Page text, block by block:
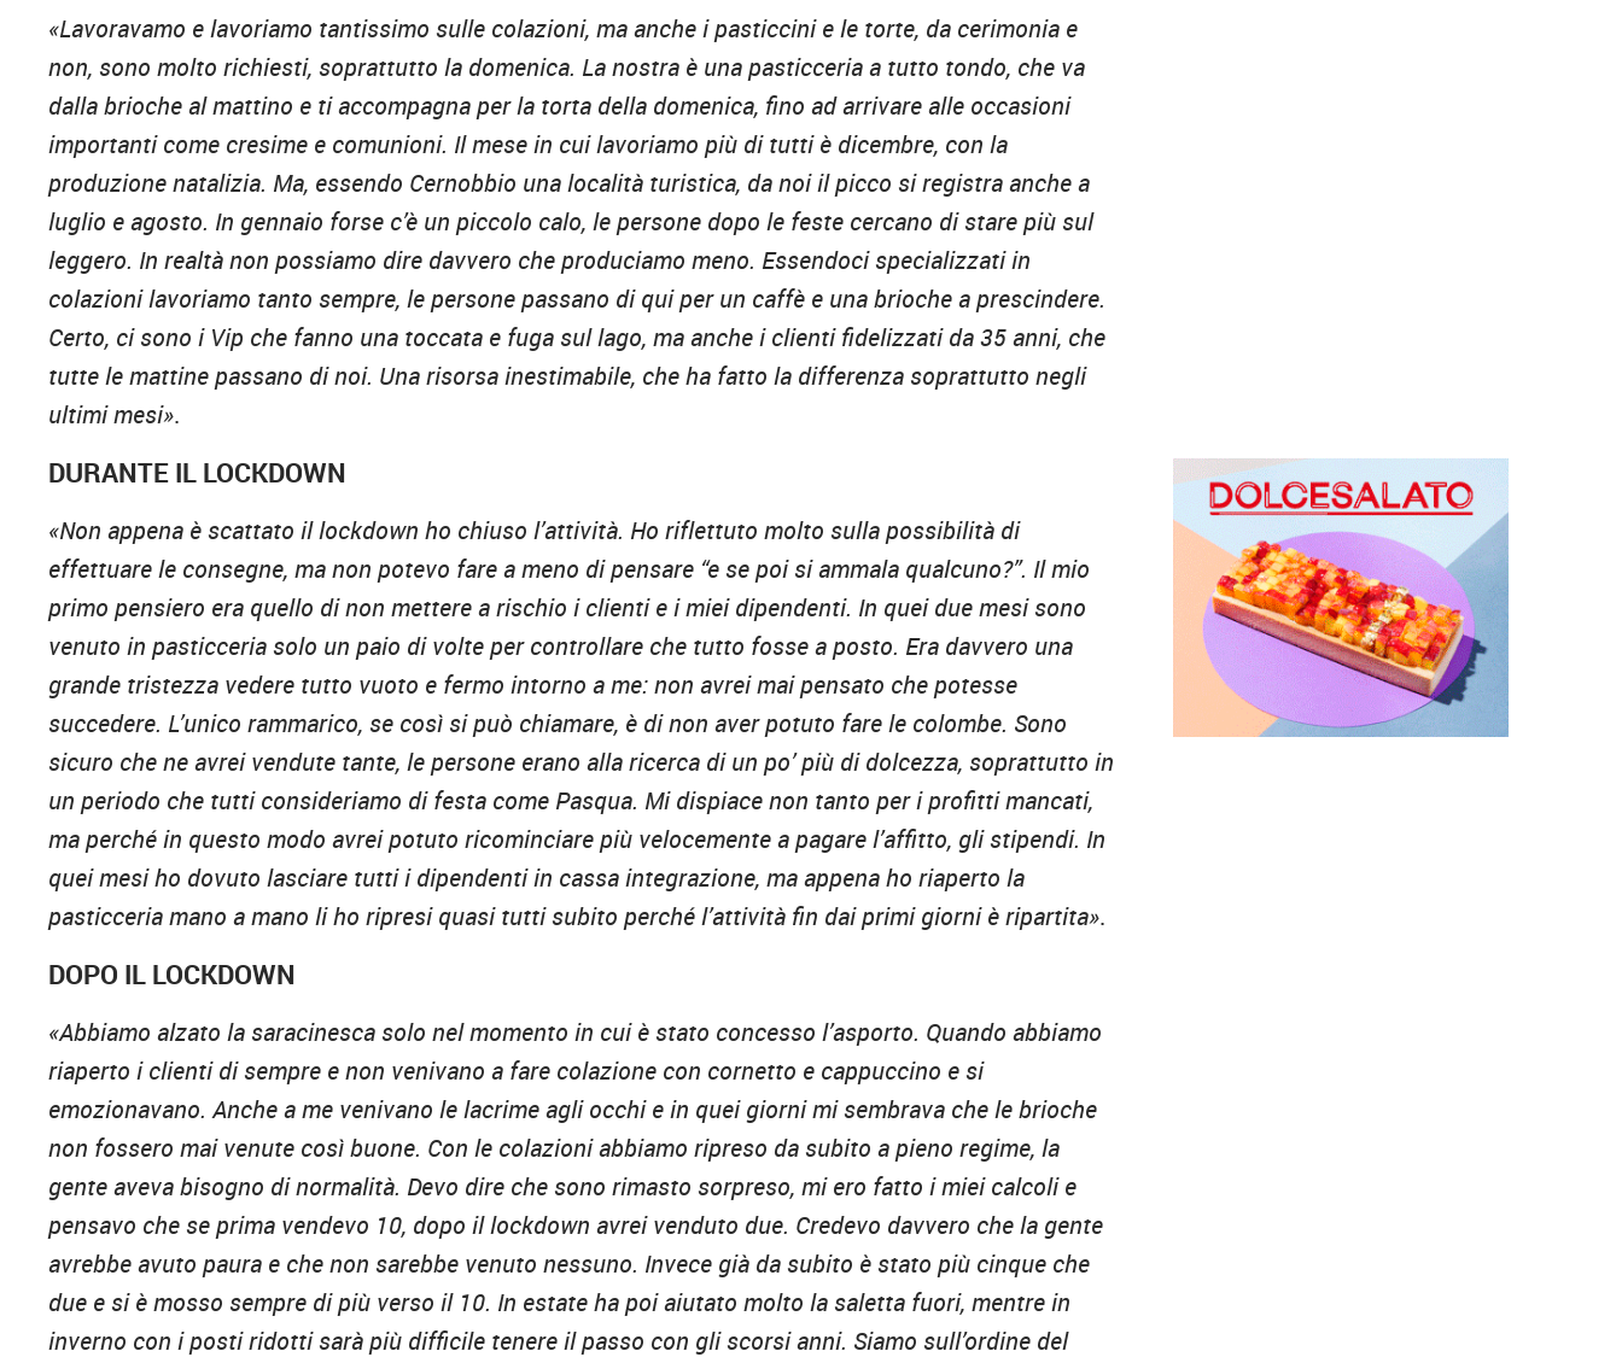
«Lavoravamo e lavoriamo tantissimo sulle colazioni, ma anche i pasticcini e le torte, da cerimonia e
non, sono molto richiesti, soprattutto la domenica. La nostra è una pasticceria a tutto tondo, che va
dalla brioche al mattino e ti accompagna per la torta della domenica, fino ad arrivare alle occasioni
importanti come cresime e comunioni. Il mese in cui lavoriamo più di tutti è dicembre, con la
produzione natalizia. Ma, essendo Cernobbio una località turistica, da noi il picco si registra anche a
luglio e agosto. In gennaio forse c’è un piccolo calo, le persone dopo le feste cercano di stare più sul
leggero. In realtà non possiamo dire davvero che produciamo meno. Essendoci specializzati in
colazioni lavoriamo tanto sempre, le persone passano di qui per un caffè e una brioche a prescindere.
Certo, ci sono i Vip che fanno una toccata e fuga sul lago, ma anche i clienti fidelizzati da 35 anni, che
tutte le mattine passano di noi. Una risorsa inestimabile, che ha fatto la differenza soprattutto negli
ultimi mesi».
DURANTE IL LOCKDOWN
«Non appena è scattato il lockdown ho chiuso l’attività. Ho riflettuto molto sulla possibilità di
effettuare le consegne, ma non potevo fare a meno di pensare “e se poi si ammala qualcuno?”. Il mio
primo pensiero era quello di non mettere a rischio i clienti e i miei dipendenti. In quei due mesi sono
venuto in pasticceria solo un paio di volte per controllare che tutto fosse a posto. Era davvero una
grande tristezza vedere tutto vuoto e fermo intorno a me: non avrei mai pensato che potesse
succedere. L’unico rammarico, se così si può chiamare, è di non aver potuto fare le colombe. Sono
sicuro che ne avrei vendute tante, le persone erano alla ricerca di un po’ più di dolcezza, soprattutto in
un periodo che tutti consideriamo di festa come Pasqua. Mi dispiace non tanto per i profitti mancati,
ma perché in questo modo avrei potuto ricominciare più velocemente a pagare l’affitto, gli stipendi. In
quei mesi ho dovuto lasciare tutti i dipendenti in cassa integrazione, ma appena ho riaperto la
pasticceria mano a mano li ho ripresi quasi tutti subito perché l’attività fin dai primi giorni è ripartita».
DOPO IL LOCKDOWN
«Abbiamo alzato la saracinesca solo nel momento in cui è stato concesso l’asporto. Quando abbiamo
riaperto i clienti di sempre e non venivano a fare colazione con cornetto e cappuccino e si
emozionavano. Anche a me venivano le lacrime agli occhi e in quei giorni mi sembrava che le brioche
non fossero mai venute così buone. Con le colazioni abbiamo ripreso da subito a pieno regime, la
gente aveva bisogno di normalità. Devo dire che sono rimasto sorpreso, mi ero fatto i miei calcoli e
pensavo che se prima vendevo 10, dopo il lockdown avrei venduto due. Credevo davvero che la gente
avrebbe avuto paura e che non sarebbe venuto nessuno. Invece già da subito è stato più cinque che
due e si è mosso sempre di più verso il 10. In estate ha poi aiutato molto la saletta fuori, mentre in
inverno con i posti ridotti sarà più difficile tenere il passo con gli scorsi anni. Siamo sull’ordine del